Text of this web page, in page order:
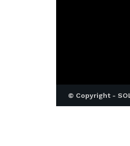
© Copyright -